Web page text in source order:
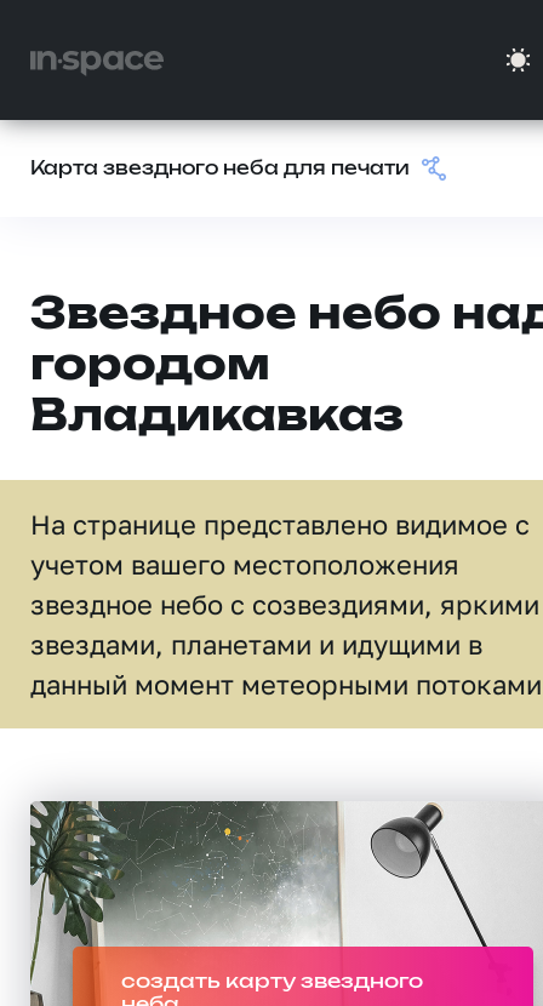
Карта звездного неба для печати
Звездное небо
городом
Владикавказ
На странице представлено видимое c
учетом вашего местоположения
звездное небо c созвездиями, яркими
звездами, планетами и идущими в
данный момент метеорными
создать карту звездного